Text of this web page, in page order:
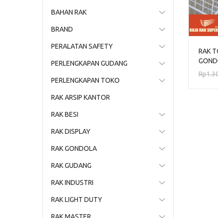
RAK
TIPE
Rp
BAHAN RAK
BRAND
PERALATAN SAFETY
PERLENGKAPAN GUDANG
PERLENGKAPAN TOKO
RAK ARSIP KANTOR
RAK BESI
RAK DISPLAY
RAK GONDOLA
RAK GUDANG
RAK INDUSTRI
RAK LIGHT DUTY